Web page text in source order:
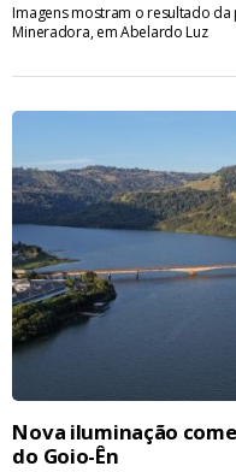
Imagens mostram o resultado
Mineradora, em Abelardo Luz
Nova iluminação
do Goio-Ên